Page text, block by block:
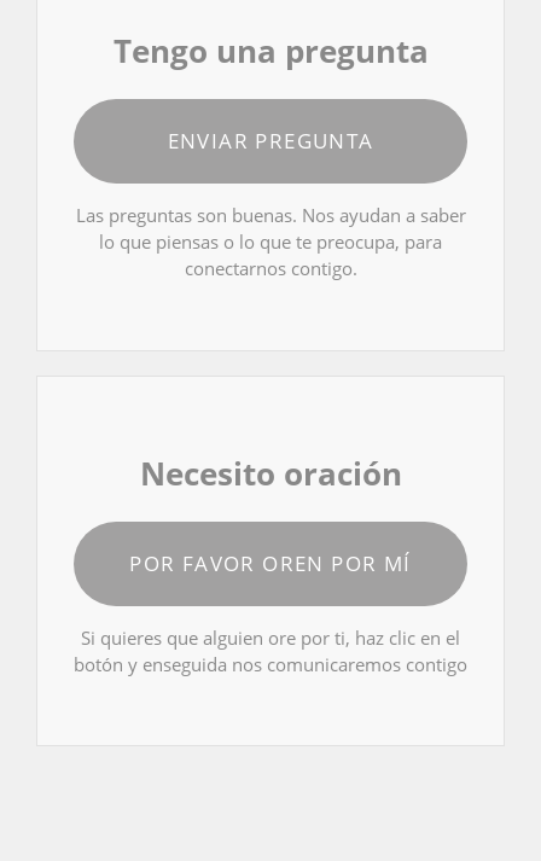
Tengo una pregunta
ENVIAR PREGUNTA
Las preguntas son buenas. Nos ayudan a saber
lo que piensas o lo que te preocupa, para
conectarnos contigo.
Necesito oración
POR FAVOR OREN POR MÍ
Si quieres que alguien ore por ti, haz clic en el
botón y enseguida nos comunicaremos contigo